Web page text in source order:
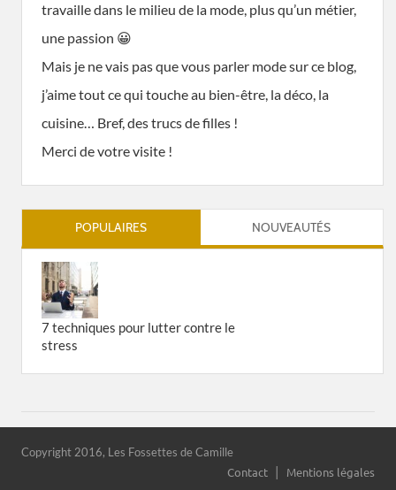
travaille dans le milieu de la mode, plus qu’un métier,
une passion 😀
Mais je ne vais pas que vous parler mode sur ce blog,
j’aime tout ce qui touche au bien-être, la déco, la
cuisine… Bref, des trucs de filles !
Merci de votre visite !
POPULAIRES NOUVEAUTÉS
7 techniques pour lutter contre le
stress
Copyright 2016, Les Fossettes de Camille
Contact Mentions légales